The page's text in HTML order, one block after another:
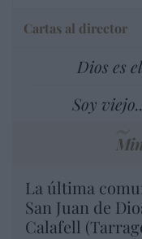
Cartas al director
Dios es
Soy
La última
San Juan de
Calafell